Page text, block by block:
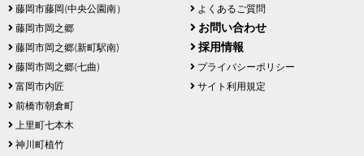
藤岡市藤岡(中央公園南）
藤岡市岡之郷
藤岡市岡之郷(新町駅南)
藤岡市岡之郷(七曲)
富岡市内匠
前橋市朝倉町
上里町七本木
神川町植竹
よくあるご質問
お問い合わせ
採用情報
プライバシーポリシー
サイト利用規定